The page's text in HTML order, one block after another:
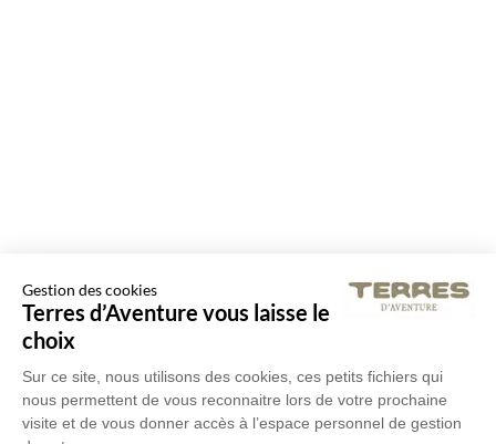
Gestion des cookies
Terres d’Aventure vous laisse le
choix
Sur ce site, nous utilisons des cookies, ces petits fichiers qui
nous permettent de vous reconnaitre lors de votre prochaine
visite et de vous donner accès à l’espace personnel de gestion